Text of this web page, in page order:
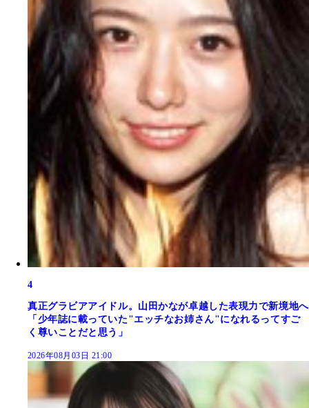
4
真正グラビアアイドル。山田かなが卓越した表現力で新境地へ
「少年誌に載っていた"エッチなお姉さん"になれるってすご
く尊いことだと思う」
2026年08月03日 21:00